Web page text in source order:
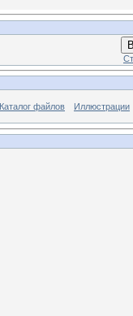
Каталог файлов Иллюстрации